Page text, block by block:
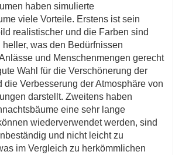
haben simulierte
viele Vorteile. Erstens ist sein
realistischer und die Farben sind
heller, was den Bedürfnissen
und Menschenmengen gerecht
Wahl für die Verschönerung der
die Verbesserung der Atmosphäre von
darstellt. Zweitens haben
eine sehr lange
wiederverwendet werden, sind
und nicht leicht zu
im Vergleich zu herkömmlichen